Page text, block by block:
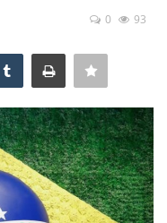
0 93